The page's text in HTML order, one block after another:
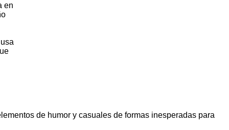
en
de humor y casuales de formas inesperadas para